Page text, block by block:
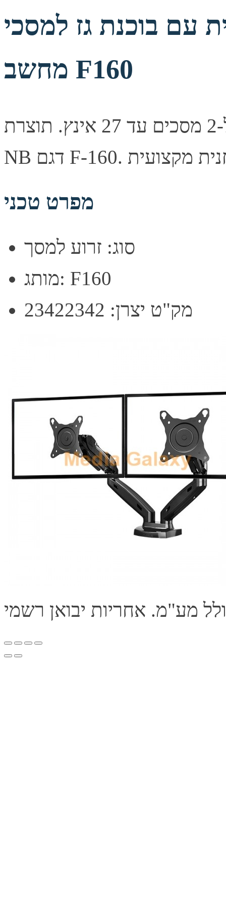
עם בוכנת גז למסכי
מחשב F160
זרוע שולחנית ארגונומית כפולה ל-2 מסכים עד 27 אינץ. תוצרת
מפרט טכני
סוג: זרוע למסך
מותג: F160
מק"ט יצרן: 23422342